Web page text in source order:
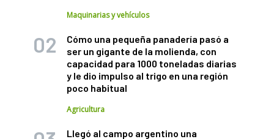
Maquinarias y vehículos
Cómo una pequeña panadería pasó a
ser un gigante de la molienda, con
capacidad para 1000 toneladas diarias
y le dio impulso al trigo en una región
poco habitual
Agricultura
Llegó al campo argentino una